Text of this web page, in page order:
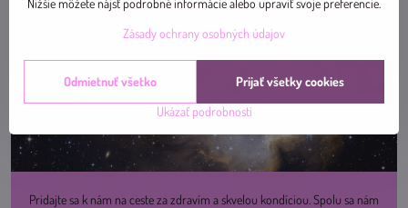
Pridajte sa k nám na ceste za zdravím a skvelou kondíciou. Spolu sa nám
Nižšie môžete nájsť podrobné informácie alebo upraviť svoje preferencie.
Zásady ochrany osobných údajov
Ukázať podrobnosti
Prijať všetky cookies
Odmietnuť všetko